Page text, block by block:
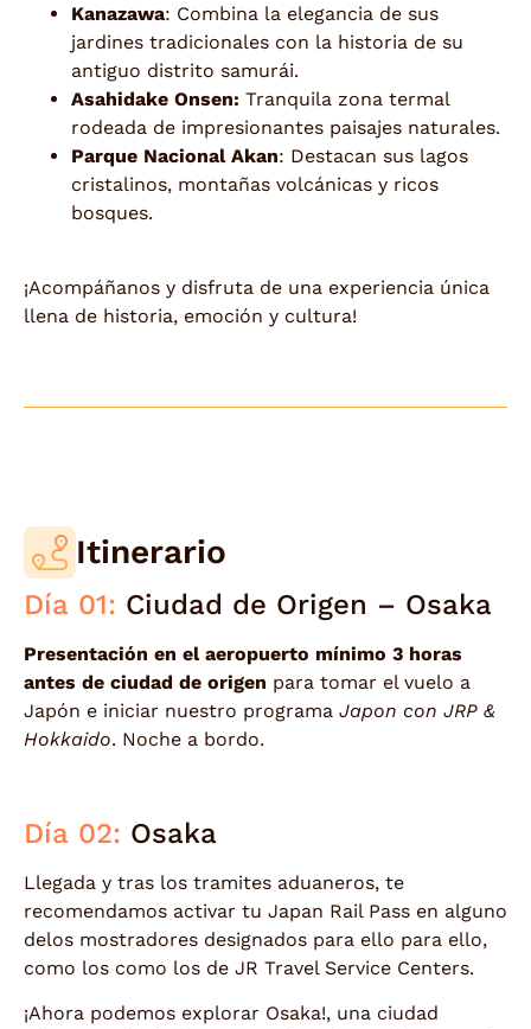
Kanazawa: Combina la elegancia de sus
jardines tradicionales con la historia de su
antiguo distrito samurái.
Asahidake Onsen: Tranquila zona termal
rodeada de impresionantes paisajes naturales.
Parque Nacional Akan: Destacan sus lagos
cristalinos, montañas volcánicas y ricos
bosques.
¡Acompáñanos y disfruta de una experiencia única
llena de historia, emoción y cultura!
Itinerario
Día 01: Ciudad de Origen – Osaka
Presentación en el aeropuerto mínimo 3 horas
antes de ciudad de origen para tomar el vuelo a
Japón e iniciar nuestro programa Japon con JRP &
Hokkaido. Noche a bordo.
Día 02: Osaka
Llegada y tras los tramites aduaneros, te
recomendamos activar tu Japan Rail Pass en alguno
delos mostradores designados para ello para ello,
como los como los de JR Travel Service Centers.
¡Ahora podemos explorar Osaka!, una ciudad